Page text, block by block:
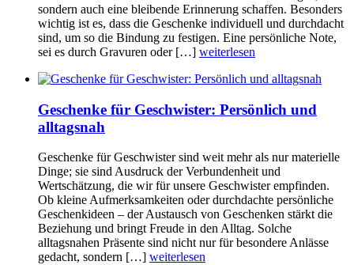
sondern auch eine bleibende Erinnerung schaffen. Besonders
wichtig ist es, dass die Geschenke individuell und durchdacht
sind, um so die Bindung zu festigen. Eine persönliche Note,
sei es durch Gravuren oder […] weiterlesen
Geschenke für Geschwister: Persönlich und
alltagsnah
Geschenke für Geschwister sind weit mehr als nur materielle
Dinge; sie sind Ausdruck der Verbundenheit und
Wertschätzung, die wir für unsere Geschwister empfinden.
Ob kleine Aufmerksamkeiten oder durchdachte persönliche
Geschenkideen – der Austausch von Geschenken stärkt die
Beziehung und bringt Freude in den Alltag. Solche
alltagsnahen Präsente sind nicht nur für besondere Anlässe
gedacht, sondern […] weiterlesen